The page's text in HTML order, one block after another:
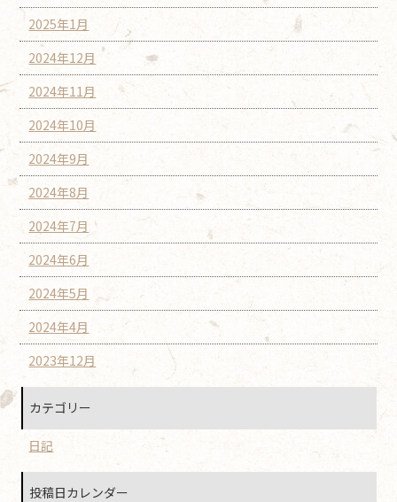
2025年1月
2024年12月
2024年11月
2024年10月
2024年9月
2024年8月
2024年7月
2024年6月
2024年5月
2024年4月
2023年12月
カテゴリー
日記
投稿日カレンダー